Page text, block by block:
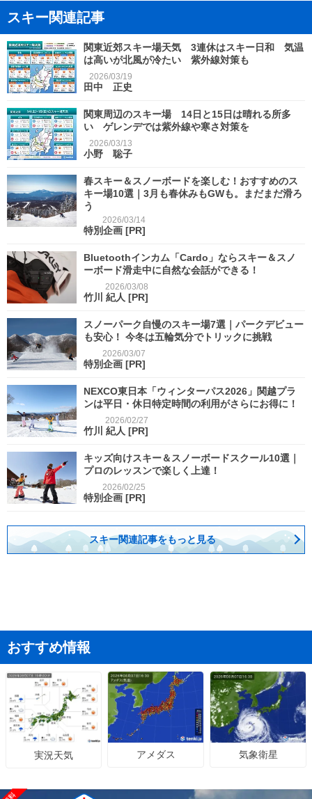
スキー関連記事
関東近郊スキー場天気 3連休はスキー日和 気温
は高いが北風が冷たい 紫外線対策も
2026/03/19
田中 正史
関東周辺のスキー場 14日と15日は晴れる所多
い ゲレンデでは紫外線や寒さ対策を
2026/03/13
小野 聡子
春スキー＆スノーボードを楽しむ！おすすめのス
キー場10選｜3月も春休みもGWも。まだまだ滑ろ
う
2026/03/14
特別企画 [PR]
Bluetoothインカム「Cardo」ならスキー＆スノ
ーボード滑走中に自然な会話ができる！
2026/03/08
竹川 紀人 [PR]
スノーパーク自慢のスキー場7選｜パークデビュー
も安心！ 今冬は五輪気分でトリックに挑戦
2026/03/07
特別企画 [PR]
NEXCO東日本「ウィンターパス2026」関越プラ
ンは平日・休日特定時間の利用がさらにお得に！
2026/02/27
竹川 紀人 [PR]
キッズ向けスキー＆スノーボードスクール10選｜
プロのレッスンで楽しく上達！
2026/02/25
特別企画 [PR]
スキー関連記事をもっと見る
おすすめ情報
実況天気 アメダス 気象衛星